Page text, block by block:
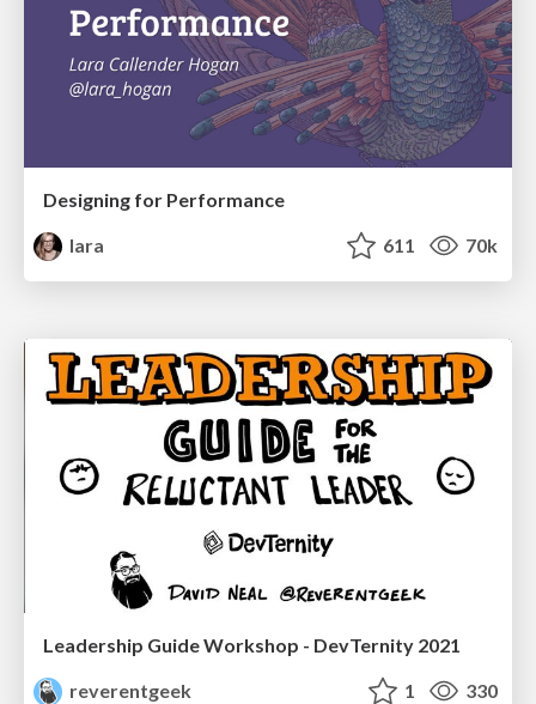
Designing for Performance
lara
611 70k
Leadership Guide Workshop - DevTernity 2021
reverentgeek
1 330